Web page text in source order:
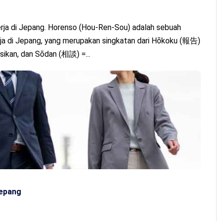
di Jepang. Horenso (Hou-Ren-Sou) adalah sebuah
di Jepang, yang merupakan singkatan dari Hōkoku (報告)
dan Sōdan (相談) =...